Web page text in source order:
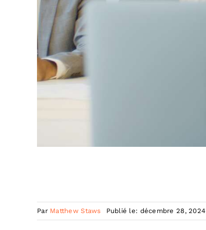
Par Matthew Staws Publié le: décembre 28, 2024